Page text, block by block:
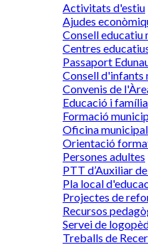
Activitats d'estiu
Ajudes
Consell educatiu
Centres
Passaport
Consell d'infants
Convenis de
Educació i família
Formació
Oficina
Orientació
Persones adultes
PTT d’Auxiliar
Pla local
Projectes de
Recursos
Servei de
Treballs de